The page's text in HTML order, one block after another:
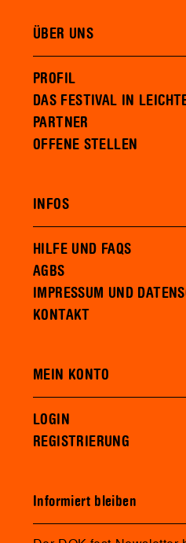
ÜBER UNS
PROFIL
DAS FESTIVAL IN
PARTNER
OFFENE STELLEN
INFOS
HILFE UND FAQS
AGBS
IMPRESSUM UND
KONTAKT
MEIN KONTO
LOGIN
REGISTRIERUNG
Informiert bleiben